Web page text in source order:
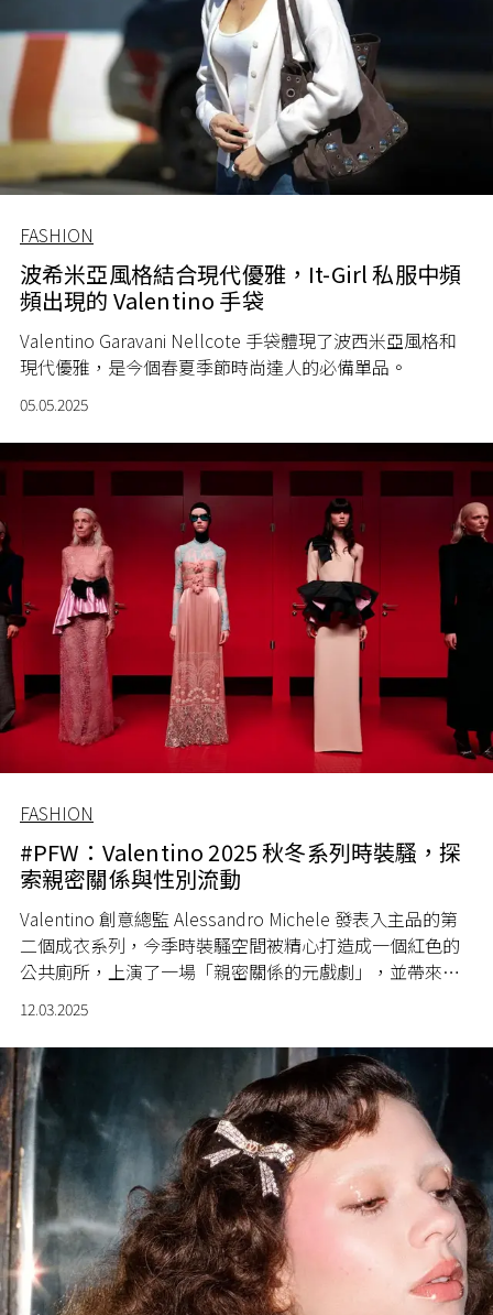
FASHION
波希米亞風格結合現代優雅，It-Girl 私服中頻
頻出現的 Valentino 手袋
Valentino Garavani Nellcote 手袋體現了波西米亞風格和
現代優雅，是今個春夏季節時尚達人的必備單品。
05.05.2025
FASHION
#PFW：Valentino 2025 秋冬系列時裝騷，探
索親密關係與性別流動
Valentino 創意總監 Alessandro Michele 發表入主品的第
二個成衣系列，今季時裝騷空間被精心打造成一個紅色的
公共廁所，上演了一場「親密關係的元戲劇」，並帶來充
滿哲學色彩的設計。
12.03.2025